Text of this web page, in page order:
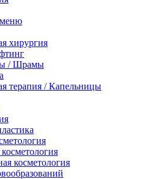
хирургия
/ Шрамы
терапия / Капельницы
косметология